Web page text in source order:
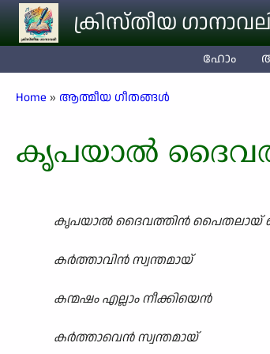
Skip to main content
ക്രിസ്തീയ
ഹോം
Breadcrumb
Home ആത്മീയ ഗീതങ്ങൾ
കൃപയാൽ
കൃപയാൽ ദൈവത്തിൻ പൈതലായ്
കർത്താവിൻ സ്വന്തമായ്
കന്മഷം എല്ലാം നീക്കിയെൻ
കർത്താവെൻ സ്വന്തമായ്